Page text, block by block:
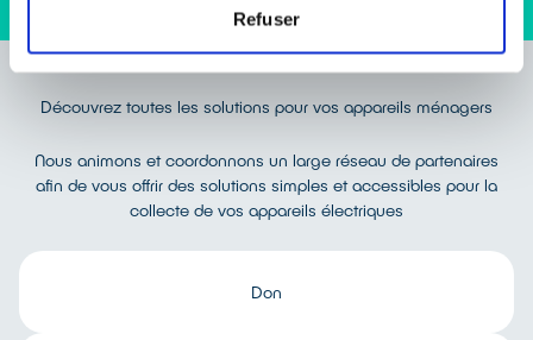
Refuser
Découvrez toutes les solutions pour vos appareils ménagers
Nous animons et coordonnons un large réseau de partenaires
afin de vous offrir des solutions simples et accessibles pour la
collecte de vos appareils électriques
Don